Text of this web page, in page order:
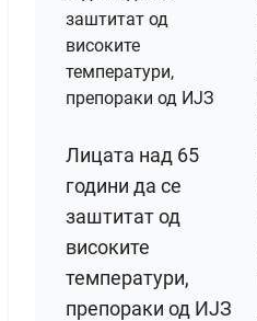
Лицата над 65
години да се
заштитат од
високите
температури,
препораки од ИЈЗ